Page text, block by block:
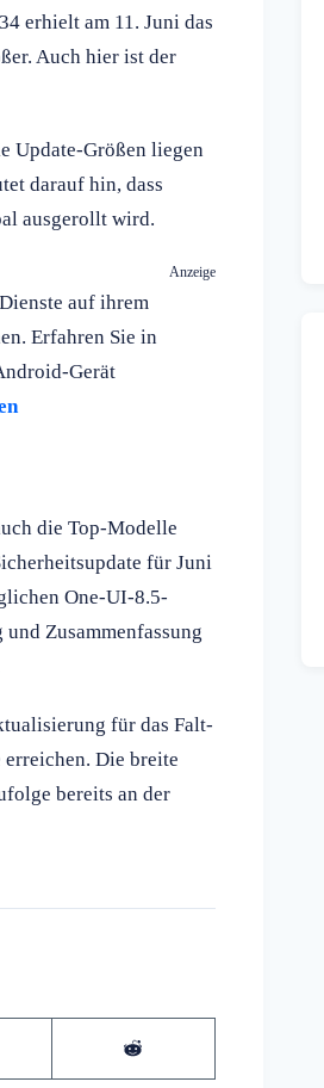
erhielt am 11. Juni das
Auch hier ist der
Update-Größen liegen
darauf hin, dass
ausgerollt wird.
Anzeige
auf ihrem
Erfahren Sie in
Gerät
die Top-Modelle
für Juni
One-UI-8.5-
Zusammenfassung
für das Falt-
Die breite
bereits an der